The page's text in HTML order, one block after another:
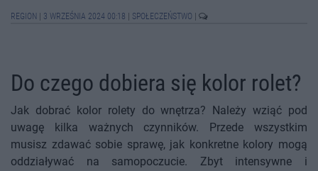
REGION 3 WRZEŚNIA 2024 00:18 SPOŁECZEŃSTWO
Do czego dobiera się kolor rolet?
Jak dobrać kolor rolety do wnętrza? Należy wziąć pod
uwagę kilka ważnych czynników. Przede wszystkim
musisz zdawać sobie sprawę, jak konkretne kolory mogą
oddziaływać na samopoczucie. Zbyt intensywne i